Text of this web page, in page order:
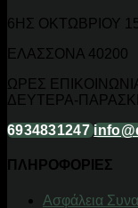
6ΗΣ ΟΚΤΩΒΡΙΟΥ
ΕΛΑΣΣΟΝΑ 40200
ΩΡΕΣ
ΔΕΥΤΕΡΑ-
6934831247
ΠΛΗΡΟΦΟΡΙΕΣ
Aσφάλεια